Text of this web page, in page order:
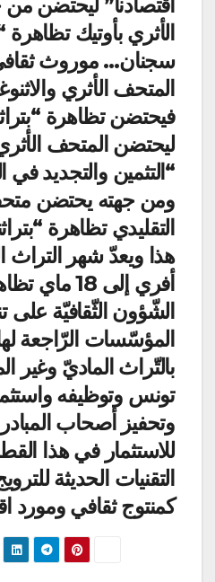
الأثري بأوتيك تظاهرة
سجنان… موروث
المتحف الأثري
فيحتضن تظاهرة
ليحتضن المتحف
“التثمين والتجديد
ومن جهته يحتضن
التقليدي تظاهرة
أفري إلى 18
الشّؤون الثّقافيّة على
المؤسّسات الرّاجعة
بالتّراث الماديّ وغير
تونس وتوظيفه
وتحفيز أصحاب
للاستثمار في هذا
التقنيات الحديثة
كمنتوج ثقافي ومورد